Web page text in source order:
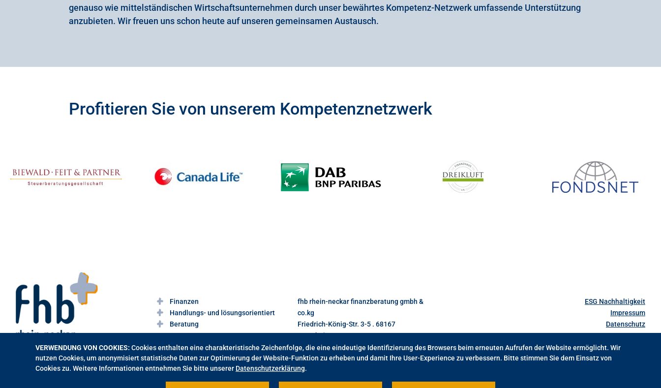
genauso wie mittelständischen Wirtschaftsunternehmen durch unser bewährtes Kompetenz-Netzwerk umfassende Unterstützung
anzubieten. Wir freuen uns schon heute auf unseren gemeinsamen Austausch.
Profitieren Sie von unserem Kompetenznetzwerk
Finanzen
Handlungs- und lösungsorientiert
Beratung
fhb rhein-neckar finanzberatung gmbh &
co.kg
Friedrich-König-Str. 3-5 . 68167
Mannheim
T +49 621 3365119-1 .info@fhb-rn.de
ESG Nachhaltigkeit
Impressum
Datenschutz
VERWENDUNG VON COOKIES: Cookies enthalten eine charakteristische Zeichenfolge, die eine eindeutige Identifizierung des Browsers beim erneuten Aufrufen der Website ermöglicht. Wir
nutzen Cookies, um anonymisiert statistische Daten zur Optimierung der Website-Funktion zu erheben und damit Ihre User-Experience zu verbessern. Bitte stimmen Sie dem Einsatz von
Cookies zu. Weitere Informationen entnehmen Sie bitte unserer Datenschutzerklärung.